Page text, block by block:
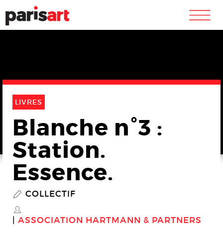
m
LIVRES
Blanche n°3 :
Station.
Essence.
P COLLECTIF
S
ASSOCIATION HARTMANN & PARTNERS